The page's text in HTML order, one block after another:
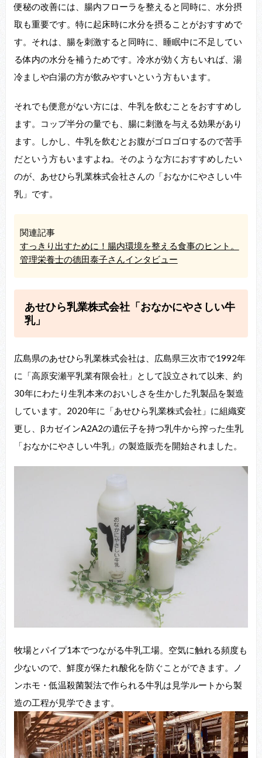
便秘の改善には、腸内フローラを整えると同時に、水分摂
取も重要です。特に起床時に水分を摂ることがおすすめで
す。それは、腸を刺激すると同時に、睡眠中に不足してい
る体内の水分を補うためです。冷水が効く方もいれば、湯
冷ましや白湯の方が飲みやすいという方もいます。
それでも便意がない方には、牛乳を飲むことをおすすめし
ます。コップ半分の量でも、腸に刺激を与える効果があり
ます。しかし、牛乳を飲むとお腹がゴロゴロするので苦手
だという方もいますよね。そのような方におすすめしたい
のが、あせひら乳業株式会社さんの「おなかにやさしい牛
乳」です。
関連記事
すっきり出すために！腸内環境を整える食事のヒント。
管理栄養士の德田泰子さんインタビュー
あせひら乳業株式会社「おなかにやさしい牛
乳」
広島県のあせひら乳業株式会社は、広島県三次市で1992年
に「高原安瀬平乳業有限会社」として設立されて以来、約
30年にわたり生乳本来のおいしさを生かした乳製品を製造
しています。2020年に「あせひら乳業株式会社」に組織変
更し、βカゼインA2A2の遺伝子を持つ乳牛から搾った生乳
「おなかにやさしい牛乳」の製造販売を開始されました。
牧場とパイプ1本でつながる牛乳工場。空気に触れる頻度も
少ないので、鮮度が保たれ酸化を防ぐことができます。ノ
ンホモ・低温殺菌製法で作られる牛乳は見学ルートから製
造の工程が見学できます。